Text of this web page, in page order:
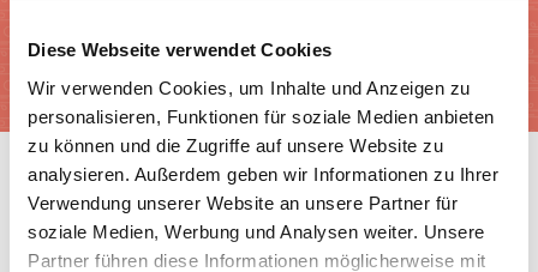
Diese Webseite verwendet Cookies
Wir verwenden Cookies, um Inhalte und Anzeigen zu
personalisieren, Funktionen für soziale Medien anbieten
zu können und die Zugriffe auf unsere Website zu
analysieren. Außerdem geben wir Informationen zu Ihrer
Verwendung unserer Website an unsere Partner für
soziale Medien, Werbung und Analysen weiter. Unsere
Partner führen diese Informationen möglicherweise mit